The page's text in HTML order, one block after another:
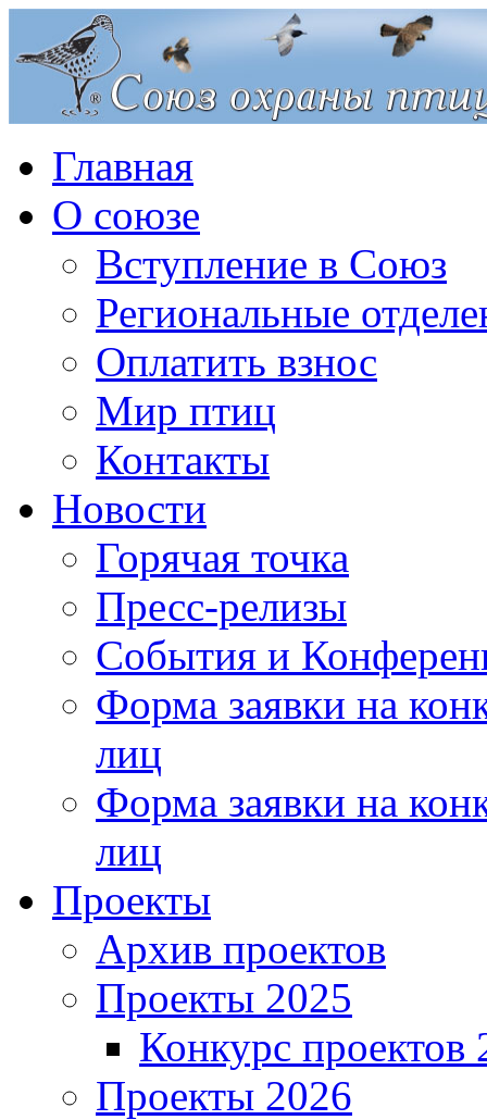
Главная
О союзе
Вступление в Союз
Региональные
Оплатить взнос
Мир птиц
Контакты
Новости
Горячая точка
Пресс-релизы
События и
Форма заявки на
лиц
Форма заявки на
лиц
Проекты
Архив проектов
Проекты 2025
Конкурс проектов
Проекты 2026